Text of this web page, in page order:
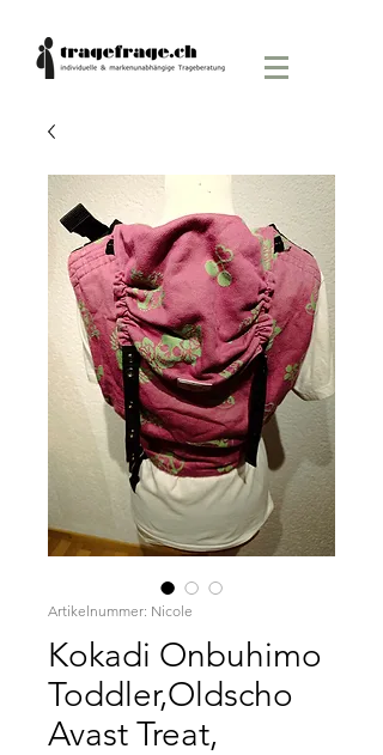
Artikelnummer: Nicole
Kokadi Onbuhimo
Toddler,Oldscho
Avast Treat,